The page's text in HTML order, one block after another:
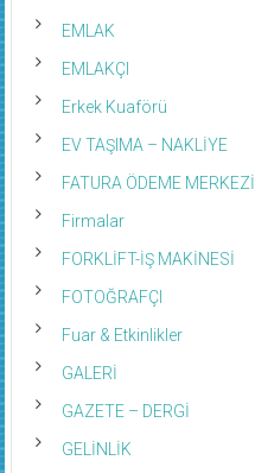
EMLAK
EMLAKÇI
Erkek Kuaförü
EV TAŞIMA – NAKLİYE
FATURA ÖDEME MERKEZİ
Firmalar
FORKLİFT-İŞ MAKİNESİ
FOTOĞRAFÇI
Fuar & Etkinlikler
GALERİ
GAZETE – DERGİ
GELİNLİK